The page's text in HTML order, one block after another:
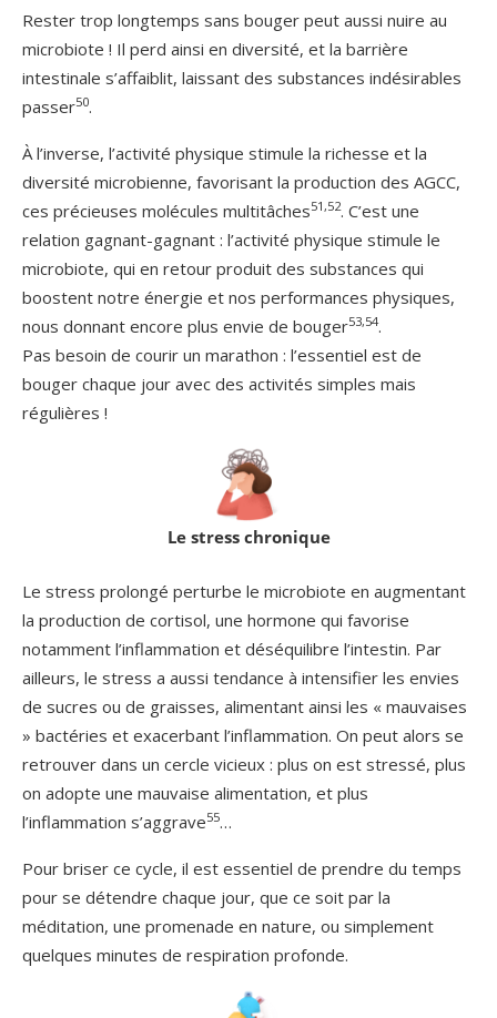
Rester trop longtemps sans bouger peut aussi nuire au
microbiote ! Il perd ainsi en diversité, et la barrière
intestinale s’affaiblit, laissant des substances indésirables
passer50.
À l’inverse, l’activité physique stimule la richesse et la
diversité microbienne, favorisant la production des AGCC,
ces précieuses molécules multitâches51,52. C’est une
relation gagnant-gagnant : l’activité physique stimule le
microbiote, qui en retour produit des substances qui
boostent notre énergie et nos performances physiques,
nous donnant encore plus envie de bouger53,54.
Pas besoin de courir un marathon : l’essentiel est de
bouger chaque jour avec des activités simples mais
régulières !
Le stress chronique
Le stress prolongé perturbe le microbiote en augmentant
la production de cortisol, une hormone qui favorise
notamment l’inflammation et déséquilibre l’intestin. Par
ailleurs, le stress a aussi tendance à intensifier les envies
de sucres ou de graisses, alimentant ainsi les « mauvaises
» bactéries et exacerbant l’inflammation. On peut alors se
retrouver dans un cercle vicieux : plus on est stressé, plus
on adopte une mauvaise alimentation, et plus
l’inflammation s’aggrave55…
Pour briser ce cycle, il est essentiel de prendre du temps
pour se détendre chaque jour, que ce soit par la
méditation, une promenade en nature, ou simplement
quelques minutes de respiration profonde.